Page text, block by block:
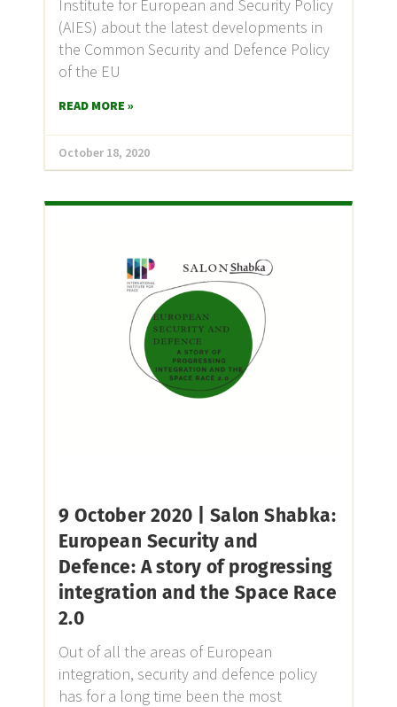
Institute for European and Security Policy
(AIES) about the latest developments in
the Common Security and Defence Policy
of the EU
READ MORE »
October 18, 2020
9 October 2020 | Salon Shabka:
European Security and
Defence: A story of progressing
integration and the Space Race
2.0
Out of all the areas of European
integration, security and defence policy
has for a long time been the most